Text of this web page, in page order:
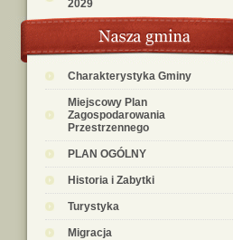
2029
Charakterystyka Gminy
Miejscowy Plan
Zagospodarowania
Przestrzennego
PLAN OGÓLNY
Historia i Zabytki
Turystyka
Migracja